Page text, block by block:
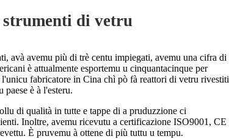
di vetru
avà avemu più di trè centu impiegati, avemu una cifra di
è attualmente esportemu u cinquantacinque per
fabricatore in Cina chì pò fà reattori di vetru rivestiti
è à l'esteru.
di qualità in tutte e tappe di a pruduzzione ci
Inoltre, avemu ricevutu a certificazione ISO9001, CE
È pruvemu à ottene di più tuttu u tempu.